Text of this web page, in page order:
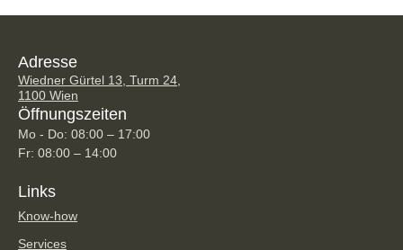
Adresse
Wiedner Gürtel 13, Turm 24,
1100 Wien
Öffnungszeiten
Mo - Do: 08:00 – 17:00
Fr: 08:00 – 14:00
Links
Know-how
Services